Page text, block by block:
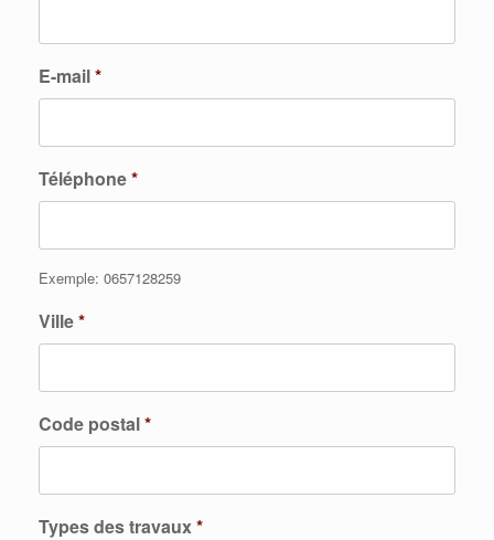
E-mail*
Téléphone*
Exemple: 0657128259
Ville*
Code postal*
Types des travaux*